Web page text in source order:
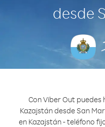
desde
Con Viber Out
Kazajstán desde San
en Kazajstán - teléfono